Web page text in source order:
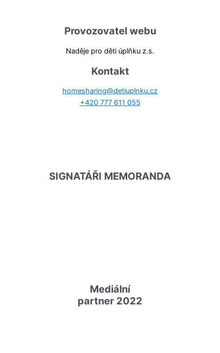
Provozovatel webu
Naděje pro děti úplňku z.s.
Kontakt
homesharing@detiuplnku.cz
+420 777 611 055
SIGNATÁŘI MEMORANDA
Mediální
partner 2022